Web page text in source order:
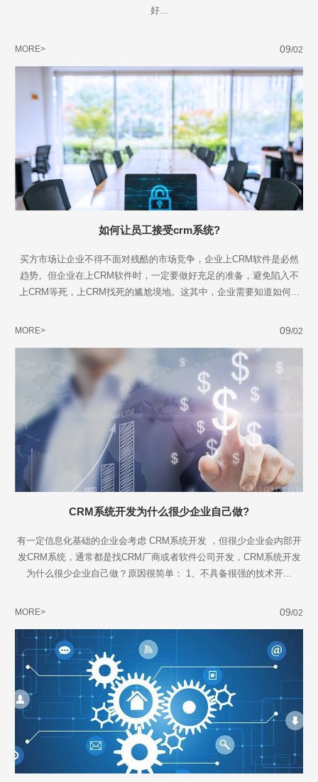
好...
MORE> 09/02
如何让员工接受crm系统?
买方市场让企业不得不面对残酷的市场竞争，企业上CRM软件是必然
趋势。但企业在上CRM软件时，一定要做好充足的准备，避免陷入不
上CRM等死，上CRM找死的尴尬境地。这其中，企业需要知道如何...
MORE> 09/02
CRM系统开发为什么很少企业自己做?
有一定信息化基础的企业会考虑 CRM系统开发 ，但很少企业会内部开
发CRM系统，通常都是找CRM厂商或者软件公司开发，CRM系统开发
为什么很少企业自己做？原因很简单： 1、不具备很强的技术开...
MORE> 09/02